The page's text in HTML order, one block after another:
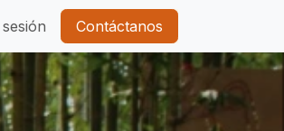
Contáctanos